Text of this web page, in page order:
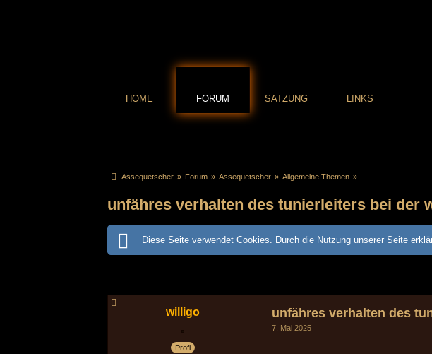
HOME FORUM SATZUNG LINKS
Assequetscher » Forum » Assequetscher » Allgemeine Themen »
unfähres verhalten des tunierleiters bei der
Diese Seite verwendet Cookies. Durch die Nutzung unserer Seite
willigo
Profi
unfähres verhalten des
7. Mai 2025